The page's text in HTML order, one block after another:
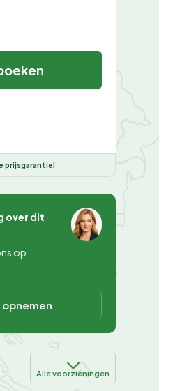
prijsgarantie!
over dit
op
Alle voorzieningen